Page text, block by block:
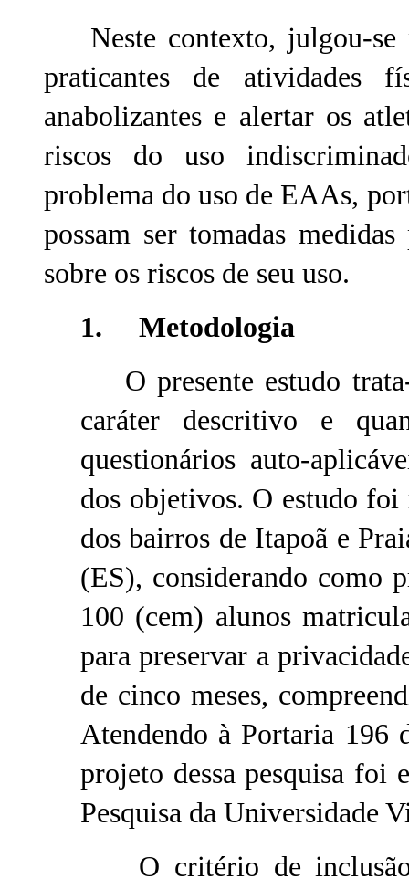
Neste contexto, julgou-se
praticantes de atividades
anabolizantes e alertar os
riscos do uso
problema do uso de EAAs,
possam ser tomadas
sobre os riscos de seu uso.
1. Metodologia
O presente estudo
caráter descritivo e
questionários auto-
dos objetivos. O estudo foi
dos bairros de Itapoã e
(ES), considerando como
100 (cem) alunos
para preservar a
de cinco meses,
Atendendo à Portaria 196
projeto dessa pesquisa foi
Pesquisa da Universidade
O critério de inclusão